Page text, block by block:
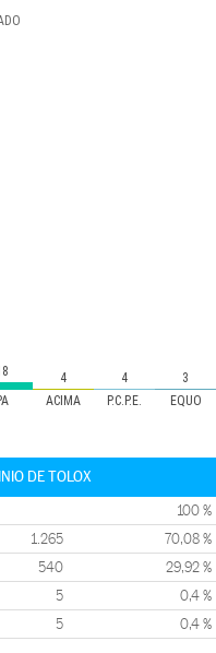
ACIMA P.C.P.E. EQUO
4 4 3
DE TOLOX
100 %
1.265 70,08 %
540 29,92 %
5 0,4 %
5 0,4 %